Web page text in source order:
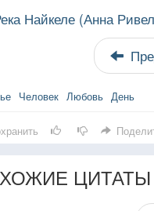
Найкеле (Анна
Человек Любовь День
ЦИТАТЫ